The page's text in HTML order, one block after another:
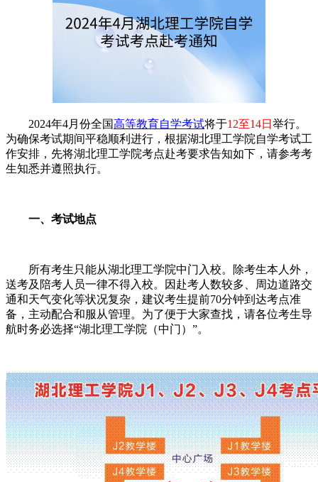
2024年4月份全国高等教育自学考试将于12至14日 举行。
为确保考试期间平稳顺利进行，根据湖北理工学院自学考试工
作安排，先将湖北理工学院考点赴考要求告知如下，请参考考
生知悉并遵照执行。
一、考试地点
所有考生只能从湖北理工学院中门入校。除考生本人外，
送考及陪考人员一律不得入校。因赴考人数较多、周边道路交
通和天气变化等状况复杂，建议考生提前70分钟到达考点准
备，主动配合和服从管理。为了便于大家查找，请各位考生导
航时务必选择“湖北理工学院（中门）”。